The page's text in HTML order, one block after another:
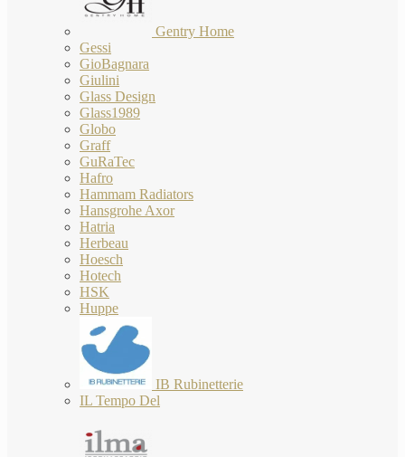
Gentry Home
Gessi
GioBagnara
Giulini
Glass Design
Glass1989
Globo
Graff
GuRaTec
Hafro
Hammam Radiators
Hansgrohe Axor
Hatria
Herbeau
Hoesch
Hotech
HSK
Huppe
IB Rubinetterie
IL Tempo Del